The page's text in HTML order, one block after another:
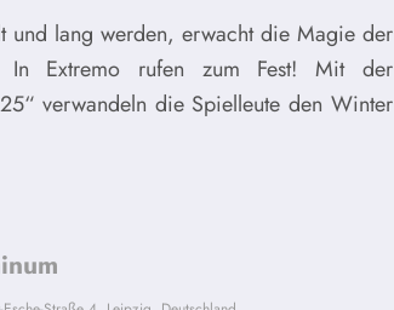
und lang werden, erwacht die Magie der
In Extremo rufen zum Fest! Mit der
verwandeln die Spielleute den Winter